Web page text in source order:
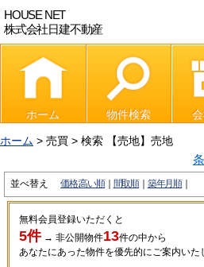
HOUSE NET
株式会社日建不動産
ホーム 物件検索
ホーム > 売買 > 検索 【売地】売地
並べ替え 価格:高い順 間取順 築年月順
無料会員登録いただくと
5件→ 非公開物件13件の中から
あなたにあった物件を優先的にご案内いた